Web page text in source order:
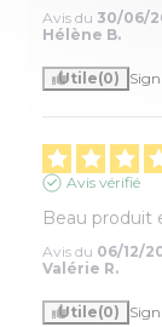
Avis du 30/06/
Hélène B.
Utile(0)
Avis vérifié
Beau produit
Avis du 06/12/
Valérie R.
Utile(0)